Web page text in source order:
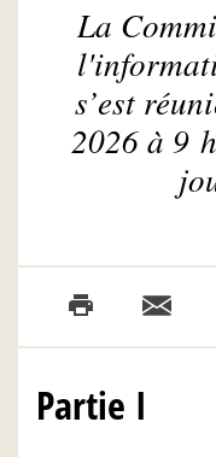
La
s’est
2026 à 9
Partie I